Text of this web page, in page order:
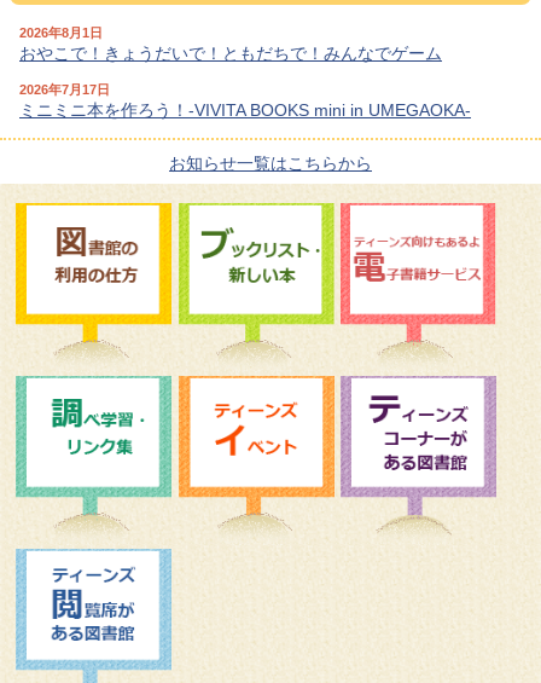
2026年8月1日
おやこで！きょうだいで！ともだちで！みんなでゲーム
2026年7月17日
ミニミニ本を作ろう！-VIVITA BOOKS mini in UMEGAOKA-
お知らせ一覧はこちらから